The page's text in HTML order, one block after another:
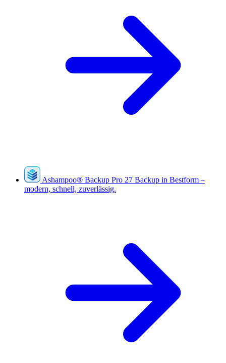
Ashampoo® Backup Pro 27 Backup in Bestform –
modern, schnell, zuverlässig.